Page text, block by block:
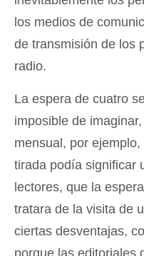
los medios de
de transmisión de los
radio.
La espera de cuatro
imposible de
mensual, por ejemplo,
tirada podía significar
lectores, que la
tratara de la visita de
ciertas desventajas,
porque las editoriales